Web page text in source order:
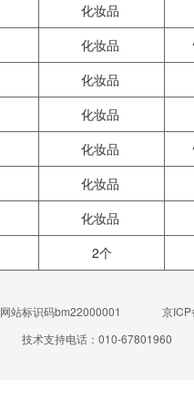
化妆品
化妆品
化妆品
化妆品
化妆品
化妆品
化妆品
2个
网站标识码bm22000001
京
技术支持电话：010-67801960